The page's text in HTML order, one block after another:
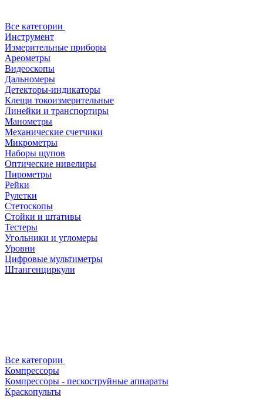
Все категории
Инструмент
Измерительные приборы
Ареометры
Видеоскопы
Дальномеры
Детекторы-индикаторы
Клещи токоизмерительные
Линейки и транспортиры
Манометры
Механические счетчики
Микрометры
Наборы щупов
Оптические нивелиры
Пирометры
Рейки
Рулетки
Стетоскопы
Стойки и штативы
Тестеры
Угольники и угломеры
Уровни
Цифровые мультиметры
Штангенциркули
Все категории
Компрессоры
Компрессоры - пескоструйные аппараты
Краскопульты